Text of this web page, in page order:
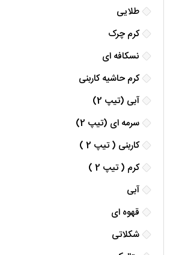
طلایی
کرم چرک
نسکافه ای
کرم حاشیه کاربنی
آبی (تیپ 2)
سرمه ای (تیپ 2)
کاربنی ( تیپ 2 )
کرم ( تیپ 2 )
آبی
قهوه ای
شکلاتی